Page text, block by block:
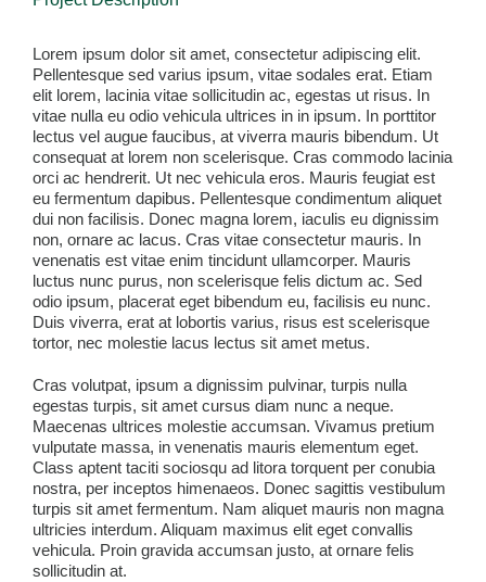
Lorem ipsum dolor sit amet, consectetur adipiscing elit.
Pellentesque sed varius ipsum, vitae sodales erat. Etiam
elit lorem, lacinia vitae sollicitudin ac, egestas ut risus. In
vitae nulla eu odio vehicula ultrices in in ipsum. In porttitor
lectus vel augue faucibus, at viverra mauris bibendum. Ut
consequat at lorem non scelerisque. Cras commodo lacinia
orci ac hendrerit. Ut nec vehicula eros. Mauris feugiat est
eu fermentum dapibus. Pellentesque condimentum aliquet
dui non facilisis. Donec magna lorem, iaculis eu dignissim
non, ornare ac lacus. Cras vitae consectetur mauris. In
venenatis est vitae enim tincidunt ullamcorper. Mauris
luctus nunc purus, non scelerisque felis dictum ac. Sed
odio ipsum, placerat eget bibendum eu, facilisis eu nunc.
Duis viverra, erat at lobortis varius, risus est scelerisque
tortor, nec molestie lacus lectus sit amet metus.
Cras volutpat, ipsum a dignissim pulvinar, turpis nulla
egestas turpis, sit amet cursus diam nunc a neque.
Maecenas ultrices molestie accumsan. Vivamus pretium
vulputate massa, in venenatis mauris elementum eget.
Class aptent taciti sociosqu ad litora torquent per conubia
nostra, per inceptos himenaeos. Donec sagittis vestibulum
turpis sit amet fermentum. Nam aliquet mauris non magna
ultricies interdum. Aliquam maximus elit eget convallis
vehicula. Proin gravida accumsan justo, at ornare felis
sollicitudin at.